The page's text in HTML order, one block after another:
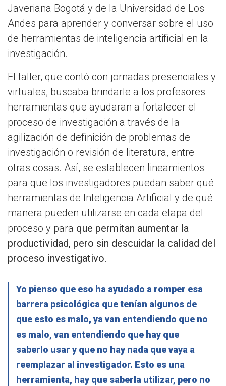
Javeriana Bogotá y de la Universidad de Los
Andes para aprender y conversar sobre el uso
de herramientas de inteligencia artificial en la
investigación.
El taller, que contó con jornadas presenciales y
virtuales, buscaba brindarle a los profesores
herramientas que ayudaran a fortalecer el
proceso de investigación a través de la
agilización de definición de problemas de
investigación o revisión de literatura, entre
otras cosas. Así, se establecen lineamientos
para que los investigadores puedan saber qué
herramientas de Inteligencia Artificial y de qué
manera pueden utilizarse en cada etapa del
proceso y para que permitan aumentar la
productividad, pero sin descuidar la calidad del
proceso investigativo.
Yo pienso que eso ha ayudado a romper esa
barrera psicológica que tenían algunos de
que esto es malo, ya van entendiendo que no
es malo, van entendiendo que hay que
saberlo usar y que no hay nada que vaya a
reemplazar al investigador. Esto es una
herramienta, hay que saberla utilizar, pero no